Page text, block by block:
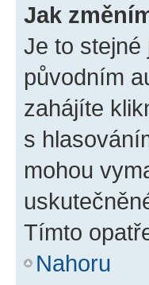
Jak
Je to
původním
zahájíte
s
mohou
Tímto
Nahoru